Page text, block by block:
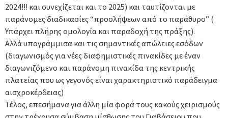
2024!!! και συνεχίζεται και το 2025) και ταυτίζονται με
παράνομες διαδικασίες “προσλήψεων από το παράθυρο” (
Υπάρχει πλήρης ομολογία και παραδοχή της πράξης).
Αλλά υπογράμμισα και τις σημαντικές απώλειες εσόδων
(διαγωνισμός για νέες διαφημιστικές πινακίδες με έναν
διαγωνιζόμενο και παράνομη πινακίδα της κεντρικής
πλατείας που ως γεγονός είναι χαρακτηριστικό παράδειγμα
αισχροκέρδειας)
Τέλος, επεσήμανα για άλλη μία φορά τους κακούς χειρισμούς